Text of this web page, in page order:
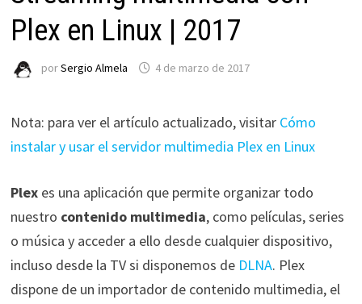
Plex en Linux | 2017
porSergio Almela 4 de marzo de 2017
Nota: para ver el artículo actualizado, visitar Cómo
instalar y usar el servidor multimedia Plex en Linux
Plexes una aplicación que permite organizar todo
nuestro contenido multimedia, como películas, series
o música y acceder a ello desde cualquier dispositivo,
incluso desde la TV si disponemos de DLNA. Plex
dispone de un importador de contenido multimedia, el